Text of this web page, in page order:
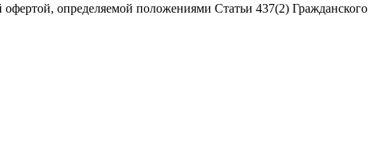
определяемой положениями Статьи 437(2) Гражданского